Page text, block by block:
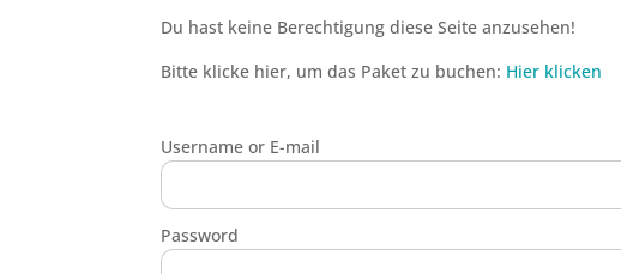
Du hast keine Berechtigung diese Seite anzusehen!
Bitte klicke hier, um das Paket zu buchen: Hier klicken
Username or E-mail
Password